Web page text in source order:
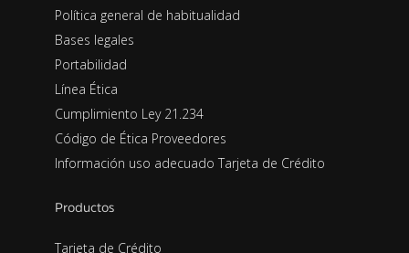
Política general de habitualidad
Bases legales
Portabilidad
Línea Ética
Cumplimiento Ley 21.234
Código de Ética Proveedores
Información uso adecuado Tarjeta de Crédito
Productos
Tarjeta de Crédito